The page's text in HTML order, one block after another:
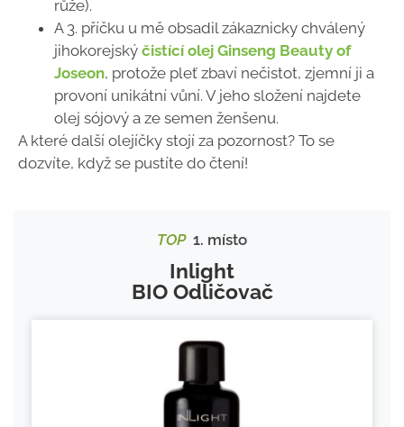
růže).
A 3. příčku u mě obsadil zákaznicky chválený
jihokorejský čistící olej Ginseng Beauty of
Joseon, protože pleť zbaví nečistot, zjemní ji a
provoní unikátní vůní. V jeho složení najdete
olej sójový a ze semen ženšenu.
A které další olejíčky stojí za pozornost? To se
dozvíte, když se pustíte do čtení!
TOP1. místo
Inlight
BIO Odličovač